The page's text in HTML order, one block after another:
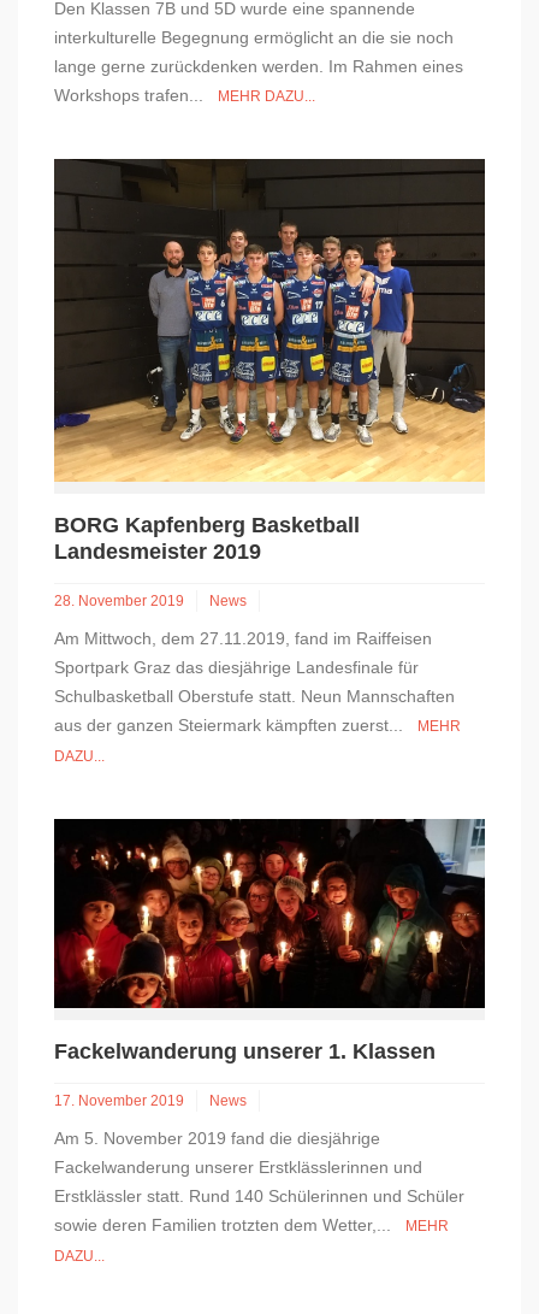
Den Klassen 7B und 5D wurde eine spannende
interkulturelle Begegnung ermöglicht an die sie noch
lange gerne zurückdenken werden. Im Rahmen eines
Workshops trafen...
MEHR DAZU...
BORG Kapfenberg Basketball
Landesmeister 2019
28. November 2019 News
Am Mittwoch, dem 27.11.2019, fand im Raiffeisen
Sportpark Graz das diesjährige Landesfinale für
Schulbasketball Oberstufe statt. Neun Mannschaften
aus der ganzen Steiermark kämpften zuerst...
MEHR
DAZU...
Fackelwanderung unserer 1. Klassen
17. November 2019 News
Am 5. November 2019 fand die diesjährige
Fackelwanderung unserer Erstklässlerinnen und
Erstklässler statt. Rund 140 Schülerinnen und Schüler
sowie deren Familien trotzten dem Wetter,...
MEHR
DAZU...